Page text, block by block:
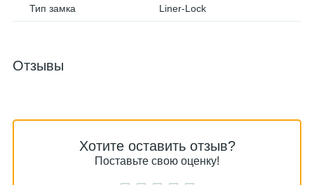
Тип замка Liner-Lock
Отзывы
Хотите оставить отзыв?
Поставьте свою оценку!